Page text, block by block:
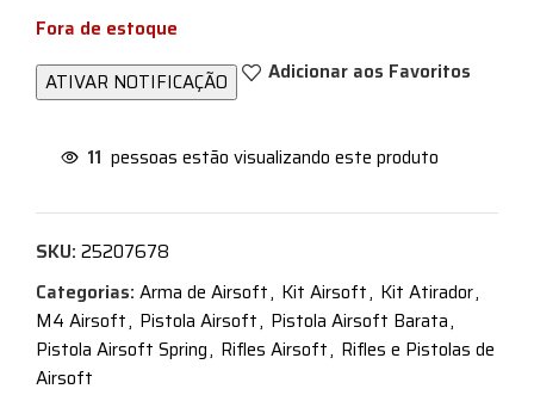
Fora de estoque
Adicionar aos Favoritos
11 pessoas estão visualizando este produto
SKU: 25207678
Categorias: Arma de Airsoft, Kit Airsoft, Kit Atirador,
M4 Airsoft, Pistola Airsoft, Pistola Airsoft Barata,
Pistola Airsoft Spring, Rifles Airsoft, Rifles e Pistolas de
Airsoft